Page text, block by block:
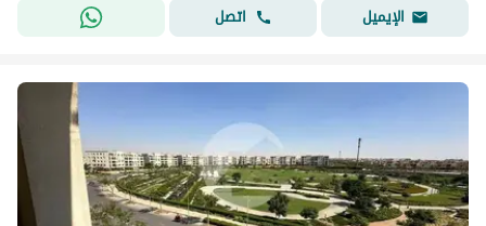
الإيميل
اتصل